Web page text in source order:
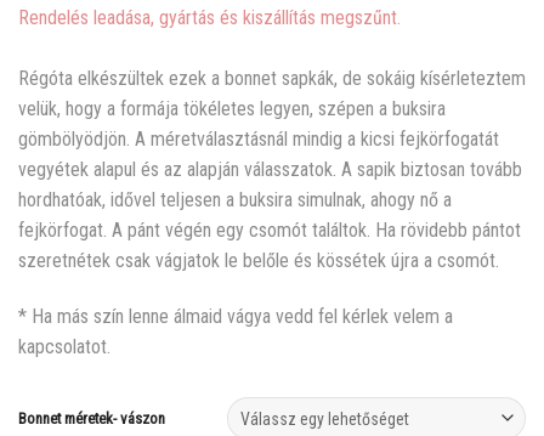
Rendelés leadása, gyártás és kiszállítás megszűnt.
Régóta elkészültek ezek a bonnet sapkák, de sokáig kísérleteztem
velük, hogy a formája tökéletes legyen, szépen a buksira
gömbölyödjön. A méretválasztásnál mindig a kicsi fejkörfogatát
vegyétek alapul és az alapján válasszatok. A sapik biztosan tovább
hordhatóak, idővel teljesen a buksira simulnak, ahogy nő a
fejkörfogat. A pánt végén egy csomót találtok. Ha rövidebb pántot
szeretnétek csak vágjatok le belőle és kössétek újra a csomót.
* Ha más szín lenne álmaid vágya vedd fel kérlek velem a
kapcsolatot.
Bonnet méretek- vászon